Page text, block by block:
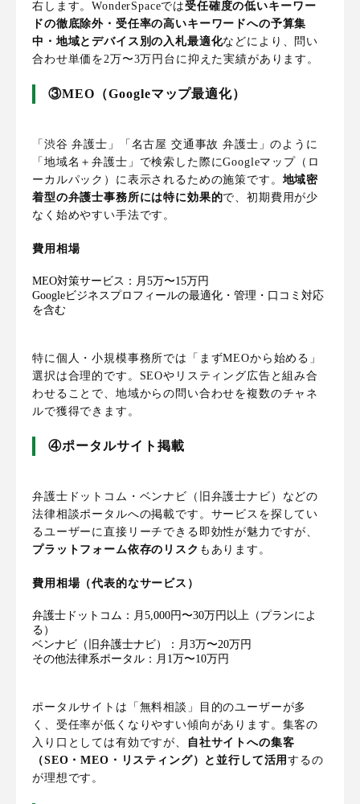
右します。WonderSpaceでは受任確度の低いキーワー
ドの徹底除外・受任率の高いキーワードへの予算集
中・地域とデバイス別の入札最適化などにより、問い
合わせ単価を2万〜3万円台に抑えた実績があります。
③MEO（Googleマップ最適化）
「渋谷 弁護士」「名古屋 交通事故 弁護士」のように
「地域名＋弁護士」で検索した際にGoogleマップ（ロ
ーカルパック）に表示されるための施策です。 地域密
着型の弁護士事務所には特に効果的で、初期費用が少
なく始めやすい手法です。
費用相場
MEO対策サービス：月5万〜15万円
Googleビジネスプロフィールの最適化・管理・口コミ対応
を含む
特に個人・小規模事務所では「まずMEOから始める」
選択は合理的です。SEOやリスティング広告と組み合
わせることで、地域からの問い合わせを複数のチャネ
ルで獲得できます。
④ポータルサイト掲載
弁護士ドットコム・ベンナビ（旧弁護士ナビ）などの
法律相談ポータルへの掲載です。サービスを探してい
るユーザーに直接リーチできる即効性が魅力ですが、
プラットフォーム依存のリスク もあります。
費用相場（代表的なサービス）
弁護士ドットコム：月5,000円〜30万円以上（プランによ
る）
ベンナビ（旧弁護士ナビ）：月3万〜20万円
その他法律系ポータル：月1万〜10万円
ポータルサイトは「無料相談」目的のユーザーが多
く、受任率が低くなりやすい傾向があります。集客の
入り口としては有効ですが、
自社サイトへの集客
（SEO・MEO・リスティング）と並行して活用するの
が理想です。